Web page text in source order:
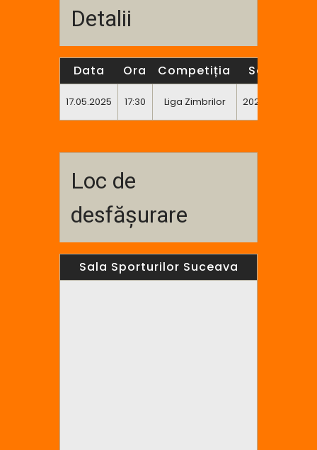
Detalii
Data Ora Competiția Sezon
17.05.2025 17:30 Liga Zimbrilor 2024/2025
Loc de
desfășurare
Sala Sporturilor Suceava